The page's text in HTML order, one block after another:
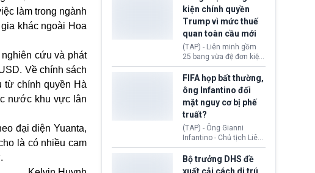
làm trong ngành
khác ngoài Hoa
cứu và phát
Về chính sách
từ chính quyền Hà
nước khu vực lân
đại diện Yuanta,
là có nhiều cam
các cuộc đánh giá
nghiêm ngặt.
thấy nền kinh tế đang
phục hồi tích cực, bất
chấp tác động từ thuế
quan. Tuy nhiên, không
ít doanh nghiệp vẫn cảm
thấy áp lực lạm phát, bất
ổn địa chính trị hiện còn
nghiêm trọng hơn cả
giai đoạn đại dịch
COVID-19.
kiện chính quyền
Trump vì mức thuế
quan toàn cầu mới
(TAP) - Liên minh gồm
25 bang vừa đệ đơn kiện
chính quyền Tổng thống
Donald Trump. Phe
nguyên đơn tin rằng,
hành động áp thuế 10 -
12,5% lên 60 đối tác
thương mại hôm 24/7
vượt quá thẩm quyền
của Tổng thống.
FIFA họp bất thường,
ông Infantino đối
mặt nguy cơ bị phế
truất?
(TAP) - Ông Gianni
Infantino - Chủ tịch Liên
đoàn Bóng đá Thế giới
(FIFA) đang đứng trước
cuộc khủng hoảng
Bộ trưởng DHS đề